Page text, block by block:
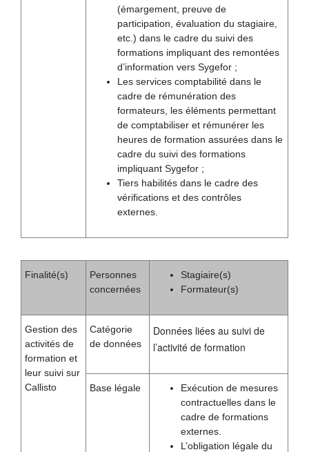
(émargement, preuve de
participation, évaluation du stagiaire,
etc.) dans le cadre du suivi des
formations impliquant des remontées
d’information vers Sygefor ;
Les services comptabilité dans le
cadre de rémunération des
formateurs, les éléments permettant
de comptabiliser et rémunérer les
heures de formation assurées dans le
cadre du suivi des formations
impliquant Sygefor ;
Tiers habilités dans le cadre des
vérifications et des contrôles
externes.
Finalité(s)
Personnes
concernées
Stagiaire(s)
Formateur(s)
Gestion des
activités de
formation et
leur suivi sur
Callisto
Catégorie
de données
Données liées au suivi de
l’activité de formation
Base légale
Exécution de mesures
contractuelles dans le
cadre de formations
externes.
L’obligation légale du